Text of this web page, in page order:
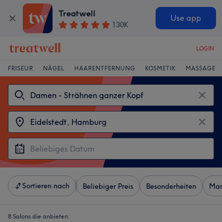
Treatwell
130K
Use app
LOGIN
FRISEUR NÄGEL HAARENTFERNUNG KOSMETIK MASSAGE
Sortieren nach Beliebiger Preis Besonderheiten
8 Salons die anbieten: